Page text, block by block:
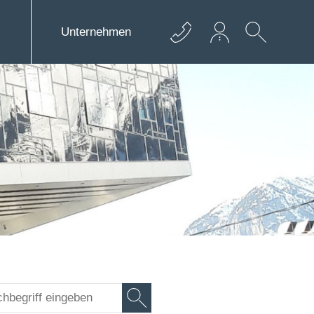
Unternehmen
+43 512 362233
info@euro­bau.com
inndata